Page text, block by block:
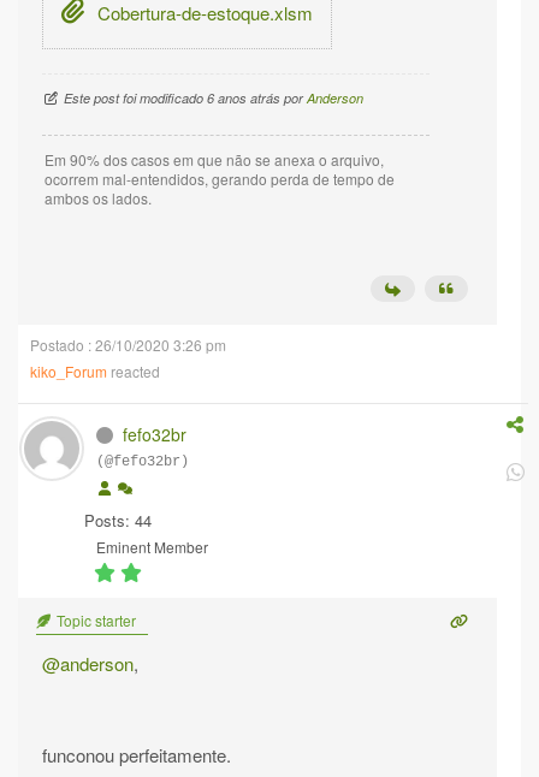
Cobertura-de-estoque.xlsm
Este post foi modificado 6 anos atrás porAnderson
Em 90% dos casos em que não se anexa o arquivo,
ocorrem mal-entendidos, gerando perda de tempo de
ambos os lados.
Postado : 26/10/2020 3:26 pm
kiko_Forum reacted
fefo32br
(@fefo32br)
Posts: 44
Eminent Member
Topic starter
@anderson,
funconou perfeitamente.